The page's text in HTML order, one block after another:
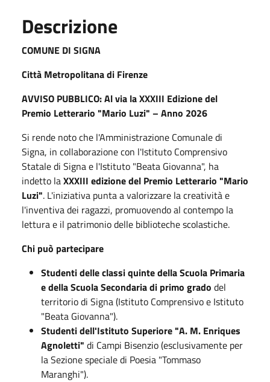
Descrizione
COMUNE DI SIGNA
Città Metropolitana di Firenze
AVVISO PUBBLICO: Al via la XXXIII Edizione del
Premio Letterario "Mario Luzi" – Anno 2026
Si rende noto che l'Amministrazione Comunale di
Signa, in collaborazione con l'Istituto Comprensivo
Statale di Signa e l'Istituto "Beata Giovanna", ha
indetto laXXXIII edizione del Premio Letterario "Mario
Luzi". L'iniziativa punta a valorizzare la creatività e
l'inventiva dei ragazzi, promuovendo al contempo la
lettura e il patrimonio delle biblioteche scolastiche.
Chi può partecipare
Studenti delle classi quinte della Scuola Primaria
e della Scuola Secondaria di primo grado del
territorio di Signa (Istituto Comprensivo e Istituto
"Beata Giovanna").
Studenti dell'Istituto Superiore "A. M. Enriques
Agnoletti" di Campi Bisenzio (esclusivamente per
la Sezione speciale di Poesia "Tommaso
Maranghi").